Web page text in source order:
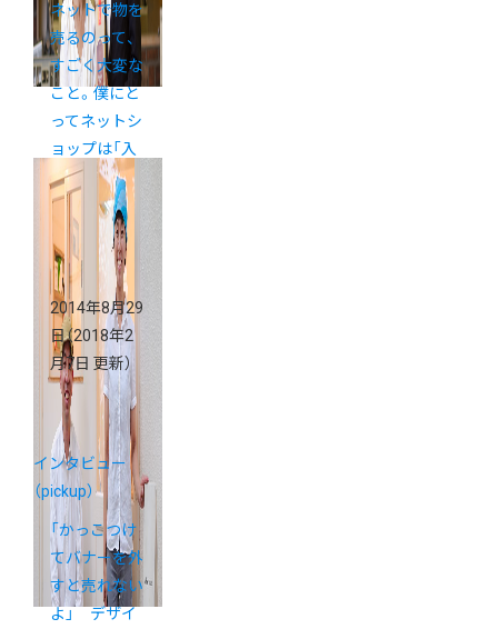
ネットで物を
売るのって、
すごく大変な
こと。僕にと
ってネットシ
ョップは「入
口」です。
2014年8月29
日（2018年2
月7日 更新）
インタビュー
（pickup）
「かっこつけ
てバナーを外
すと売れない
よ」 デザイ